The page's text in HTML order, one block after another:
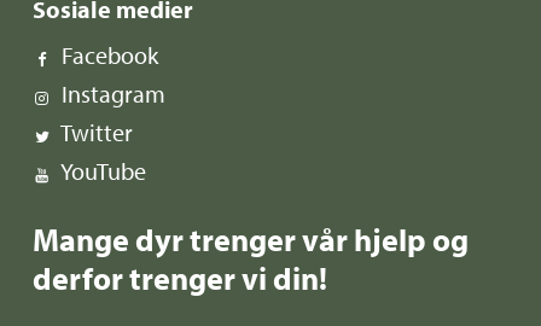
Sosiale medier
Facebook
Instagram
Twitter
YouTube
Mange dyr trenger vår hjelp og
derfor trenger vi din!